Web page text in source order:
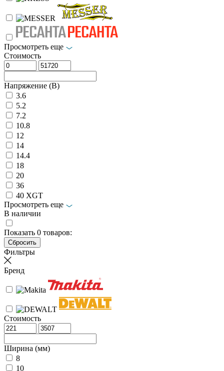
Просмотреть еще
Стоимость
Напряжение (В)
3.6
5.2
7.2
10.8
12
14
14.4
18
20
36
40 XGT
Просмотреть еще
В наличии
Показать 0 товаров:
Фильтры
Бренд
Стоимость
Ширина (мм)
8
10